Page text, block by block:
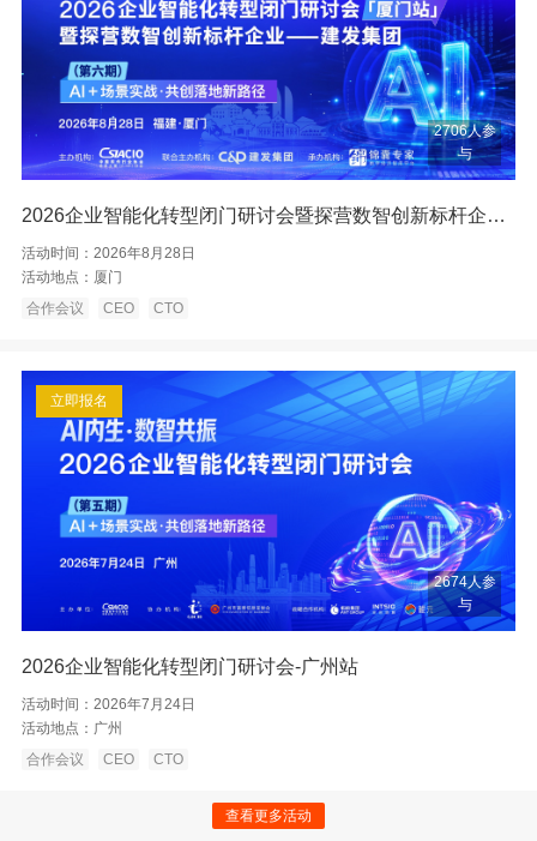
2706人参
与
2026企业智能化转型闭门研讨会暨探营数智创新标杆企业——厦门建发
活动时间： 2026年8月28日
活动地点： 厦门
合作会议
CEO CTO
立即报名
2674人参
与
2026企业智能化转型闭门研讨会-广州站
活动时间： 2026年7月24日
活动地点： 广州
合作会议
CEO CTO
查看更多活动